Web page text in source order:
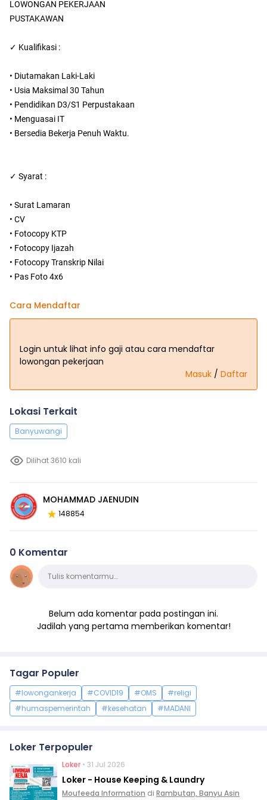
LOWONGAN PEKERJAAN
PUSTAKAWAN
✓ Kualifikasi :
• Diutamakan Laki-Laki
• Usia Maksimal 30 Tahun
• Pendidikan D3/S1 Perpustakaan
• Menguasai IT
• Bersedia Bekerja Penuh Waktu.
✓ Syarat :
• Surat Lamaran
• CV
• Fotocopy KTP
• Fotocopy Ijazah
• Fotocopy Transkrip Nilai
• Pas Foto 4x6
Cara Mendaftar
Login untuk lihat info gaji atau cara mendaftar
lowongan pekerjaan
Masuk / Daftar
Lokasi Terkait
Banyuwangi
Dilihat 3610 kali
MOHAMMAD JAENUDIN
148854
0 Komentar
KomentarTulis komentarmu…
Belum ada komentar pada postingan ini.
Jadilah yang pertama memberikan komentar!
Tagar Populer
#lowongankerja #COVID19 #OMS
#religi
#humaspemerintah
#kesehatan #MADANI
Loker Terpopuler
Loker • 31 Jul 2026
Loker - House Keeping & Laundry
Moufeeda Information di Rambutan, Banyu Asin